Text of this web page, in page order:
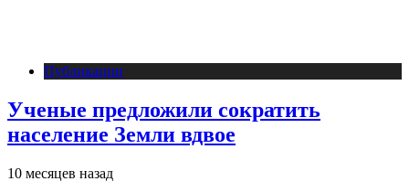
Публикации
Ученые предложили сократить
население Земли вдвое
10 месяцев назад